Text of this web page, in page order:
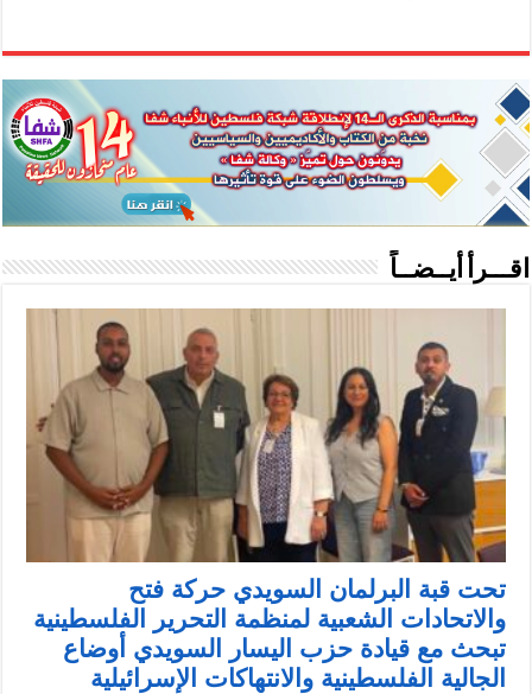
اقـــرأ أيــضــاً
تحت قبة البرلمان السويدي حركة فتح
والاتحادات الشعبية لمنظمة التحرير الفلسطينية
تبحث مع قيادة حزب اليسار السويدي أوضاع
الجالية الفلسطينية والانتهاكات الإسرائيلية